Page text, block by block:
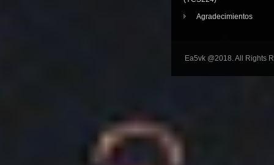
Agradecimientos
Ea5vk @2018. All Rights